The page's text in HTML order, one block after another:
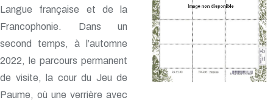
Langue française et de la
Francophonie. Dans un
second temps, à l’automne
2022, le parcours permanent
de visite, la cour du Jeu de
Paume, où une verrière avec